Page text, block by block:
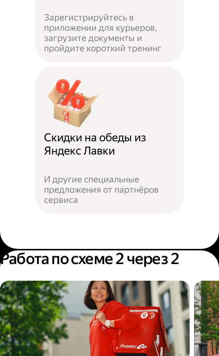
Зарегистрируйтесь в
приложении для курьеров,
загрузите документы и
пройдите короткий тренинг
Скидки на обеды из
Яндекс Лавки
И другие специальные
предложения от партнёров
сервиса
Работа по схеме 2 через 2